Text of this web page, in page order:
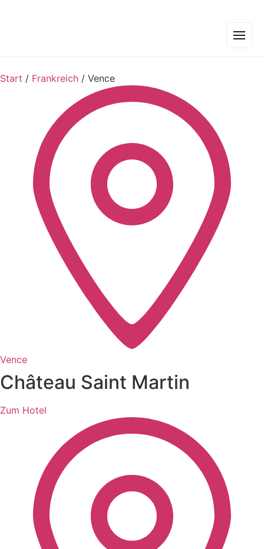
Start / Frankreich / Vence
Vence
Château Saint Martin
Zum Hotel